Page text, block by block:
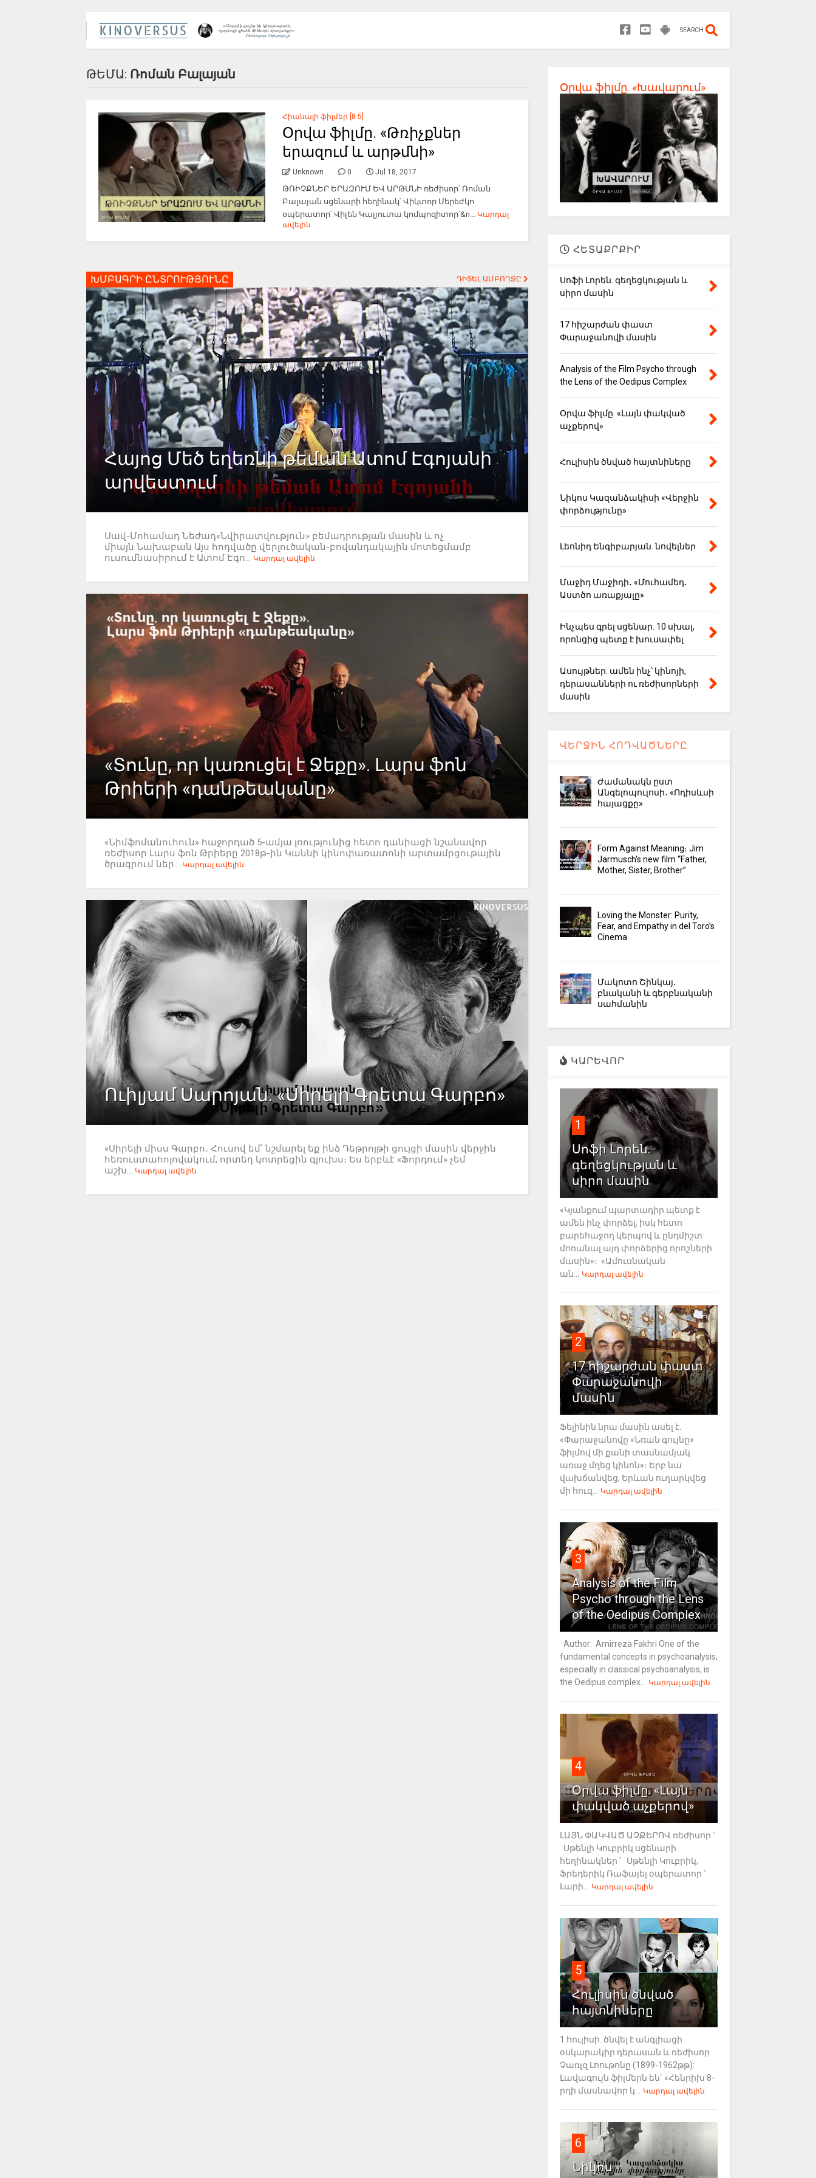
SEARCH
ԹԵՄԱ: Ռոման Բալայան
Հիանալի ֆիլմեր [8.5]
Օրվա ֆիլմը. «Թռիչքներ
երազում և արթմնի»
Unknown 0 Jul 18, 2017
ԹՌԻՉՔՆԵՐ ԵՐԱԶՈՒՄ ԵՎ ԱՐԹՄՆԻ ռեժիսոր՝ Ռոման
Բալայան սցենարի հեղինակ՝ Վիկտոր Մերեժկո
օպերատոր՝ Վիլեն Կալյուտա կոմպոզիտոր՝&n... Կարդալ
ավելին
ԽՄԲԱԳՐԻ ԸՆՏՐՈՒԹՅՈՒՆԸ ԴԻՏԵԼ ԱՄԲՈՂՋԸ
Հայոց Մեծ եղեռնի թեման Ատոմ Էգոյանի
արվեստում
Սավ-Մոհամադ Նեժադ«Նվիրատվություն» բեմադրության մասին և ոչ
միայն Նախաբան Այս հոդվածը վերլուծական-բովանդակային մոտեցմամբ
ուսումնասիրում է Ատոմ Էգո... Կարդալ ավելին
«Տունը, որ կառուցել է Ջեքը». Լարս ֆոն
Թրիերի «դանթեականը»
«Նիմֆոմանուհուն» հաջորդած 5-ամյա լռությունից հետո դանիացի նշանավոր
ռեժիսոր Լարս ֆոն Թրիերը 2018թ-ին Կաննի կինոփառատոնի արտամրցութային
ծրագրում ներ... Կարդալ ավելին
Ուիլյամ Սարոյան. «Սիրելի Գրետա Գարբո»
«Սիրելի միսս Գարբո․ Հուսով եմ՝ նշմարել եք ինձ Դեթրոյթի ցույցի մասին վերջին
հեռուստահոլովակում, որտեղ կոտրեցին գլուխս։ Ես երբևէ «Ֆորդում» չեմ
աշխ... Կարդալ ավելին
Օրվա ֆիլմը. «Խավարում»
ՀԵՏԱՔՐՔԻՐ
Սոֆի Լորեն. գեղեցկության և
սիրո մասին
17 հիշարժան փաստ
Փարաջանովի մասին
Analysis of the Film Psycho through
the Lens of the Oedipus Complex
Օրվա ֆիլմը. «Լայն փակված
աչքերով»
Հուլիսին ծնված հայտնիները
Նիկոս Կազանձակիսի «Վերջին
փորձությունը»
Լեոնիդ Ենգիբարյան. նովելներ
Մաջիդ Մաջիդի․ «Մուհամեդ․
Աստծո առաքյալը»
Ինչպես գրել սցենար. 10 սխալ,
որոնցից պետք է խուսափել
Ասույթներ. ամեն ինչ՝ կինոյի,
դերասանների ու ռեժիսորների
մասին
ՎԵՐՋԻՆ ՀՈԴՎԱԾՆԵՐԸ
Ժամանակն ըստ
Անգելոպուլոսի․ «Ոդիսևսի
հայացքը»
Form Against Meaning։ Jim
Jarmusch's new film “Father,
Mother, Sister, Brother”
Loving the Monster: Purity,
Fear, and Empathy in del Toro’s
Cinema
Մակոտո Շինկայ․
բնականի և գերբնականի
սահմանին
ԿԱՐԵՎՈՐ
1
Սոֆի Լորեն.
գեղեցկության և
սիրո մասին
«Կյանքում պարտադիր պետք է
ամեն ինչ փորձել, իսկ հետո
բարեհաջող կերպով և ընդմիշտ
մոռանալ այդ փորձերից որոշների
մասին»։ «Ամուսնական
ան...
Կարդալ ավելին
2
17 հիշարժան փաստ
Փարաջանովի
մասին
Ֆելինին նրա մասին ասել է․
«Փարաջանովը «Նռան գույնը»
ֆիլմով մի քանի տասնամյակ
առաջ մղեց կինոն»։ Երբ նա
վախճանվեց, Երևան ուղարկվեց
մի հուզ...
Կարդալ ավելին
3
Analysis of the Film
Psycho through the Lens
of the Oedipus Complex
Author: Amirreza Fakhri One of the
fundamental concepts in psychoanalysis,
especially in classical psychoanalysis, is
the Oedipus complex...
Կարդալ ավելին
4
Օրվա ֆիլմը. «Լայն
փակված աչքերով»
ԼԱՅՆ ՓԱԿՎԱԾ ԱՉՔԵՐՈՎ ռեժիսոր ՝
Սթենլի Կուբրիկ սցենարի
հեղինակներ ՝ Սթենլի Կուբրիկ,
Ֆրեդերիկ Ռաֆայել օպերատոր ՝
Լարի...
Կարդալ ավելին
5
Հուլիսին ծնված
հայտնիները
1 հուլիսի. ծնվել է անգլիացի
օսկարակիր դերասան և ռեժիսոր
Չառլզ Լոութոնը (1899-1962թթ):
Լավագույն ֆիլմերն են` «Հենրիխ 8-
րդի մասնավոր կ...
Կարդալ ավելին
6
Նիկոս